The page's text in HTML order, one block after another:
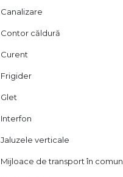
Canalizare
Contor căldură
Curent
Frigider
Glet
Interfon
Jaluzele verticale
Mijloace de transport în comun